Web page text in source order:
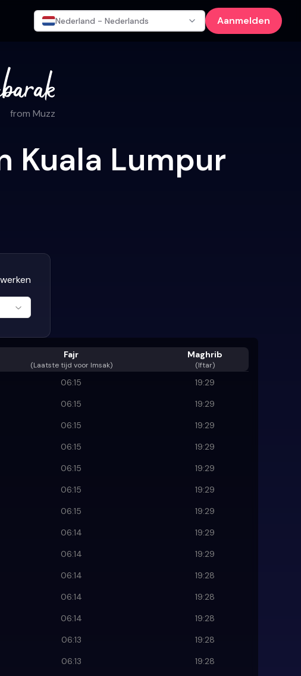
Nederland - Nederlands Aanmelden
from Muzz
Kuala Lumpur
Fajr
(Laatste tijd voor Imsak)
Maghrib
(Iftar)
06:15
19:29
06:15
19:29
06:15
19:29
06:15
19:29
06:15
19:29
06:15
19:29
06:15
19:29
06:14
19:29
06:14
19:29
06:14
19:28
06:14
19:28
06:14
19:28
06:13
19:28
06:13
19:28